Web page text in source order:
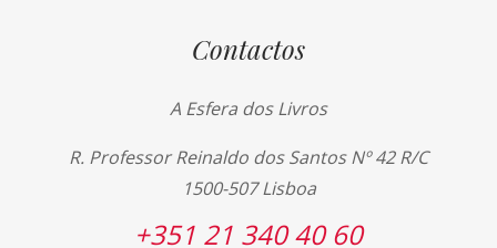
Contactos
A Esfera dos Livros
R. Professor Reinaldo dos Santos Nº 42 R/C
1500-507 Lisboa
+351 21 340 40 60